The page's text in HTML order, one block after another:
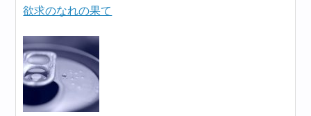
欲求のなれの果て